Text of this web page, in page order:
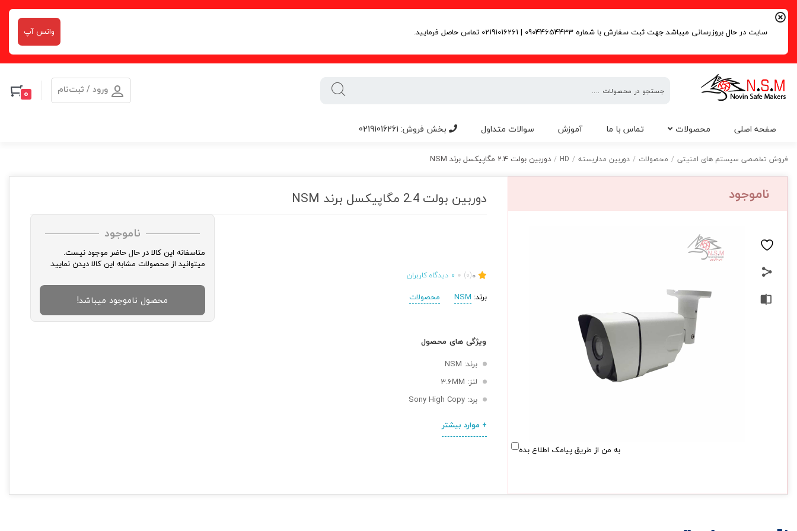
سایت در حال بروزرسانی میباشد.جهت ثبت سفارش با شماره 09044654433 | 02191016261 تماس حاصل فرمایید. واتس آپ
تخصصی
های
امنیتی
ورود / ثبت‌نام 0
صفحه اصلی محصولات تماس با ما آموزش سوالات متداول بخش فروش: 02191016261
فروش تخصصی سیستم های امنیتی / محصولات / دوربین مداربسته /
HD
/ دوربین بولت 2.4 مگاپیکسل برند NSM
ناموجود
به من از طریق پیامک اطلاع بده
دوربین بولت 2.4 مگاپیکسل برند NSM
ناموجود
متاسفانه این کالا در حال حاضر موجود نیست.
میتوانید از محصولات مشابه این کالا دیدن نمایید.
محصول ناموجود میباشد!
0
(0)
0 دیدگاه کاربران
برند: NSM محصولات
ویژگی های محصول
برند: NSM
لنز: 3.6MM
برد: Sony High Copy
+ موارد بیشتر